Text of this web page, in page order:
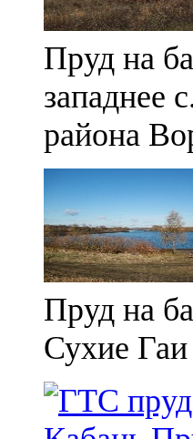
Пруд на
западнее
района
Пруд на
Сухие Гаи